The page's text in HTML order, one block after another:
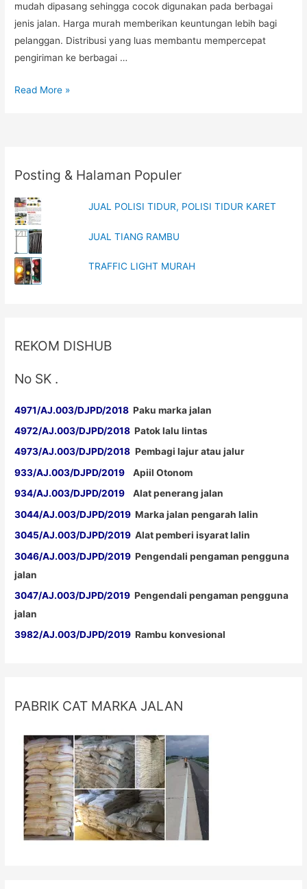
mudah dipasang sehingga cocok digunakan pada berbagai
jenis jalan. Harga murah memberikan keuntungan lebih bagi
pelanggan. Distribusi yang luas membantu mempercepat
pengiriman ke berbagai …
Harga
Rambu
Kalimantan,
Produksi
Cat
Jalan
Sulawesi
Read More »
Posting & Halaman Populer
JUAL POLISI TIDUR, POLISI TIDUR KARET
JUAL TIANG RAMBU
TRAFFIC LIGHT MURAH
REKOM DISHUB
No SK .
4971/AJ.003/DJPD/2018 Paku marka jalan
4972/AJ.003/DJPD/2018 Patok lalu lintas
4973/AJ.003/DJPD/2018 Pembagi lajur atau jalur
933/AJ.003/DJPD/2019 Apiil Otonom
934/AJ.003/DJPD/2019 Alat penerang jalan
3044/AJ.003/DJPD/2019 Marka jalan pengarah lalin
3045/AJ.003/DJPD/2019 Alat pemberi isyarat lalin
3046/AJ.003/DJPD/2019 Pengendali pengaman pengguna
jalan
3047/AJ.003/DJPD/2019 Pengendali pengaman pengguna
jalan
3982/AJ.003/DJPD/2019 Rambu konvesional
PABRIK CAT MARKA JALAN